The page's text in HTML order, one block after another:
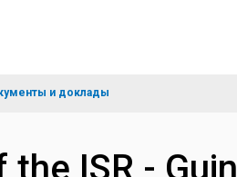
и доклады
ISR -